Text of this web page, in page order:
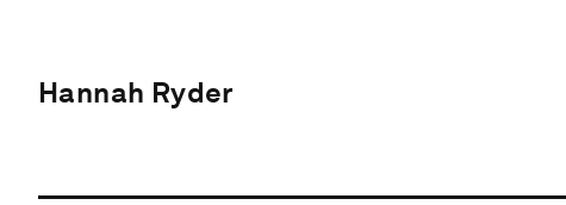
Hannah Ryder